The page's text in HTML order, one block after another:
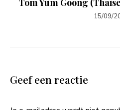
15/09/
Geef een reactie